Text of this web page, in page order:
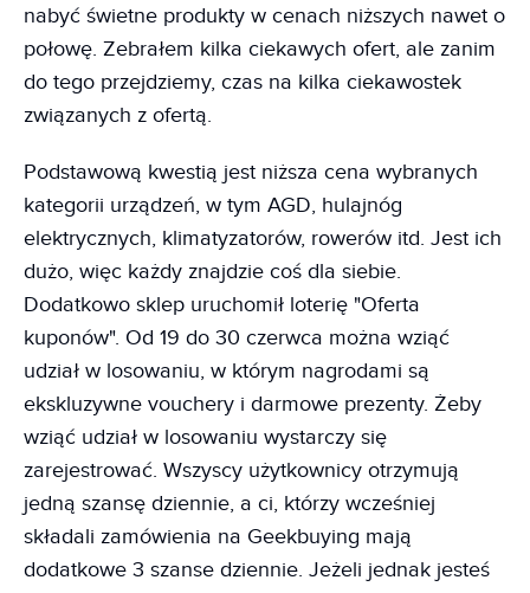
nabyć świetne produkty w cenach niższych nawet o
połowę. Zebrałem kilka ciekawych ofert, ale zanim
do tego przejdziemy, czas na kilka ciekawostek
związanych z ofertą.
Podstawową kwestią jest niższa cena wybranych
kategorii urządzeń, w tym AGD, hulajnóg
elektrycznych, klimatyzatorów, rowerów itd. Jest ich
dużo, więc każdy znajdzie coś dla siebie.
Dodatkowo sklep uruchomił loterię "Oferta
kuponów". Od 19 do 30 czerwca można wziąć
udział w losowaniu, w którym nagrodami są
ekskluzywne vouchery i darmowe prezenty. Żeby
wziąć udział w losowaniu wystarczy się
zarejestrować. Wszyscy użytkownicy otrzymują
jedną szansę dziennie, a ci, którzy wcześniej
składali zamówienia na Geekbuying mają
dodatkowe 3 szanse dziennie. Jeżeli jednak jesteś